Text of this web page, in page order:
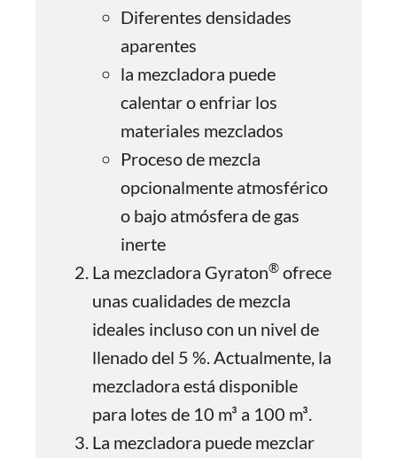
Diferentes densidades
aparentes
la mezcladora puede
calentar o enfriar los
materiales mezclados
Proceso de mezcla
opcionalmente atmosférico
o bajo atmósfera de gas
inerte
La mezcladora Gyraton® ofrece
unas cualidades de mezcla
ideales incluso con un nivel de
llenado del 5 %. Actualmente, la
mezcladora está disponible
para lotes de 10 m³ a 100 m³.
La mezcladora puede mezclar